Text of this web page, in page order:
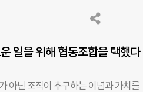
일을 위해 협동조합을 택했다
아닌 조직이 추구하는 이념과 가치를